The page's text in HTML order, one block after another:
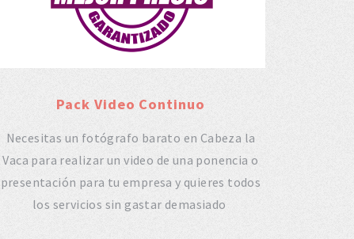
Pack Video Continuo
Necesitas un fotógrafo barato en Cabeza la
Vaca para realizar un video de una ponencia o
presentación para tu empresa y quieres todos
los servicios sin gastar demasiado